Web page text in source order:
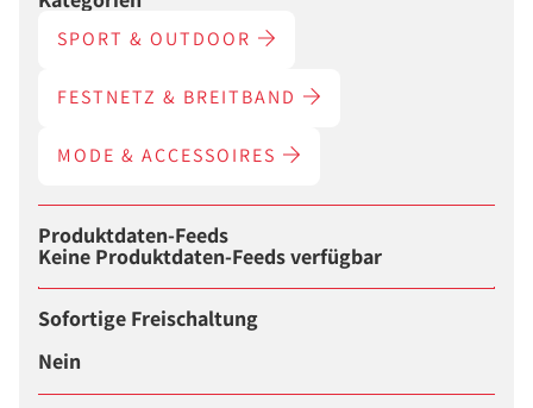
SPORT & OUTDOOR
FESTNETZ & BREITBAND
MODE & ACCESSOIRES
Produktdaten-Feeds
Keine Produktdaten-Feeds verfügbar
Sofortige Freischaltung
Nein